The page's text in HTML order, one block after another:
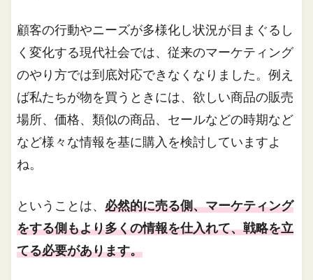
顧客の行動やニーズが多様化し状況が目まぐるし
く変化する現代社会では、従来のマーケティング
のやり方では到底対応できなくなりました。例え
ば私たちが物を買うときには、欲しい商品の販売
場所、価格、類似の商品、セールなどの時期など
など様々な情報を基に購入を検討していますよ
ね。
ということは、必然的に売る側、マーケティング
をする側もより多くの情報を仕入れて、戦略を立
てる必要があります。